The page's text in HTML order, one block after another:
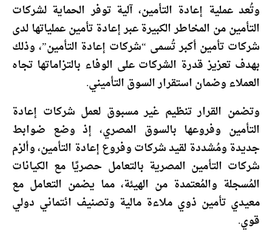
وتُعد عملية إعادة التأمين، آلية توفر الحماية لشركات
التأمين من المخاطر الكبيرة عبر إعادة تأمين عملياتها لدى
شركات تأمين أكبر تُسمى “شركات إعادة التأمين”، وذلك
بهدف تعزيز قدرة الشركات على الوفاء بالتزاماتها تجاه
العملاء وضمان استقرار السوق التأميني.
وتضمن القرار تنظيم غير مسبوق لعمل شركات إعادة
التأمين وفروعها بالسوق المصري، إذ وضع ضوابط
جديدة ومُشددة لقيد شركات وفروع إعادة التأمين، وألزم
شركات التأمين المصرية بالتعامل حصريًا مع الكيانات
المُسجلة والمُعتمدة من الهيئة، مما يضمن التعامل مع
معيدي تأمين ذوي ملاءة مالية وتصنيف ائتماني دولي
قوي.